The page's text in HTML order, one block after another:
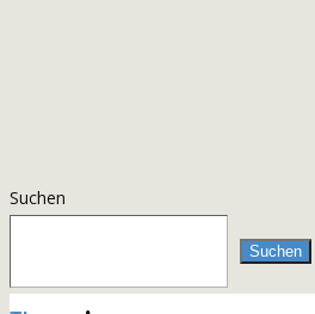
Suchen
Suchen